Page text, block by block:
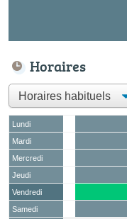
Horaires
Lundi
Mardi
Mercredi
Jeudi
Vendredi
Samedi